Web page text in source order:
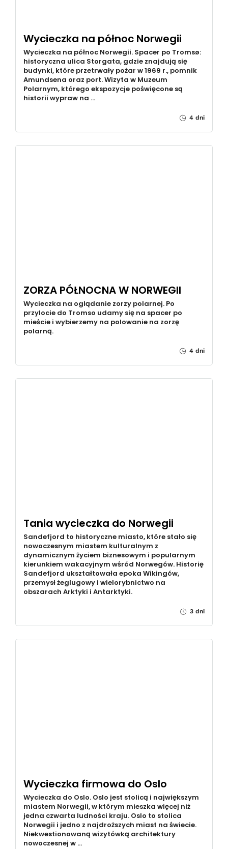
Wycieczka na północ Norwegii
Wycieczka na północ Norwegii. Spacer po Tromsø:
historyczna ulica Storgata, gdzie znajdują się
budynki, które przetrwały pożar w 1969 r., pomnik
Amundsena oraz port. Wizyta w Muzeum
Polarnym, którego ekspozycje poświęcone są
historii wypraw na …
4 dni
ZORZA PÓŁNOCNA W NORWEGII
Wycieczka na oglądanie zorzy polarnej. Po
przylocie do Tromso udamy się na spacer po
mieście i wybierzemy na polowanie na zorzę
polarną.
4 dni
Tania wycieczka do Norwegii
Sandefjord to historyczne miasto, które stało się
nowoczesnym miastem kulturalnym z
dynamicznym życiem biznesowym i popularnym
kierunkiem wakacyjnym wśród Norwegów. Historię
Sandefjord ukształtowała epoka Wikingów,
przemysł żeglugowy i wielorybnictwo na
obszarach Arktyki i Antarktyki.
3 dni
Wycieczka firmowa do Oslo
Wycieczka do Oslo. Oslo jest stolicą i największym
miastem Norwegii, w którym mieszka więcej niż
jedna czwarta ludności kraju. Oslo to stolica
Norwegii i jedno z najdroższych miast na świecie.
Niekwestionowaną wizytówką architektury
nowoczesnej w …